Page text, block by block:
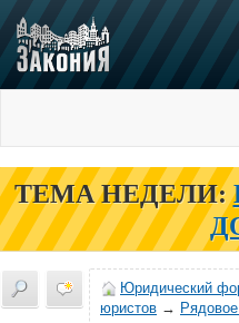
ТЕМА НЕДЕЛИ:
Юридический
юристов →